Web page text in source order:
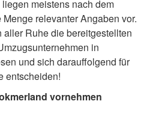
meistens nach dem
relevanter Angaben vor.
Ruhe die bereitgestellten
in
und sich darauffolgend für
entscheiden!
vornehmen